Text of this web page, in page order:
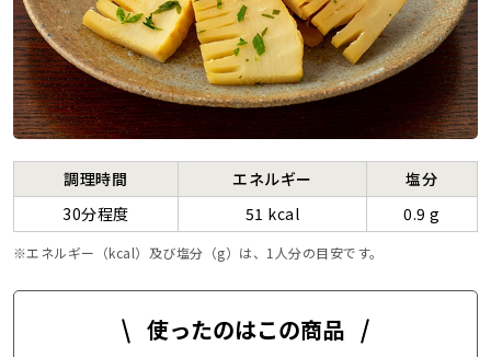
お電話でのお問い合わせ・ご注文
0120-46-0306
受付時間 / 8:00〜17:30（日・祝日除く）
調理時間 エネルギー
塩分
30分程度
51 kcal 0.9 g
エネルギー（kcal）及び塩分（g）は、1人分の目安です。
使ったのはこの商品